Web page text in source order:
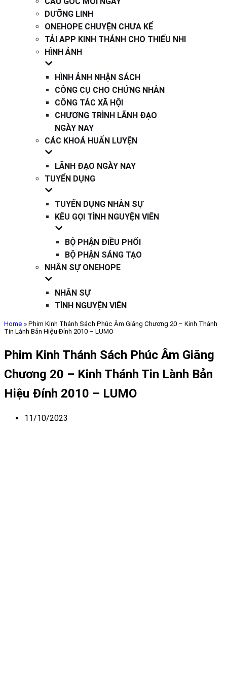
DƯỠNG LINH
ONEHOPE CHUYỆN CHƯA KỂ
TẢI APP KINH THÁNH CHO THIẾU NHI
HÌNH ẢNH
HÌNH ẢNH NHẬN SÁCH
CÔNG CỤ CHO CHỨNG NHÂN
CÔNG TÁC XÃ HỘI
CHƯƠNG TRÌNH LÃNH ĐẠO
NGÀY NAY
CÁC KHOÁ HUẤN LUYỆN
LÃNH ĐẠO NGÀY NAY
TUYỂN DỤNG
TUYỂN DỤNG NHÂN SỰ
KÊU GỌI TÌNH NGUYỆN VIÊN
BỘ PHẬN ĐIỀU PHỐI
BỘ PHẬN SÁNG TẠO
NHÂN SỰ ONEHOPE
NHÂN SỰ
TÌNH NGUYỆN VIÊN
Home » Phim Kinh Thánh Sách Phúc Âm Giăng Chương 20 – Kinh Thánh
Tin Lành Bản Hiệu Đính 2010 – LUMO
Phim Kinh Thánh Sách Phúc Âm Giăng
Chương 20 – Kinh Thánh Tin Lành Bản
Hiệu Đính 2010 – LUMO
11/10/2023